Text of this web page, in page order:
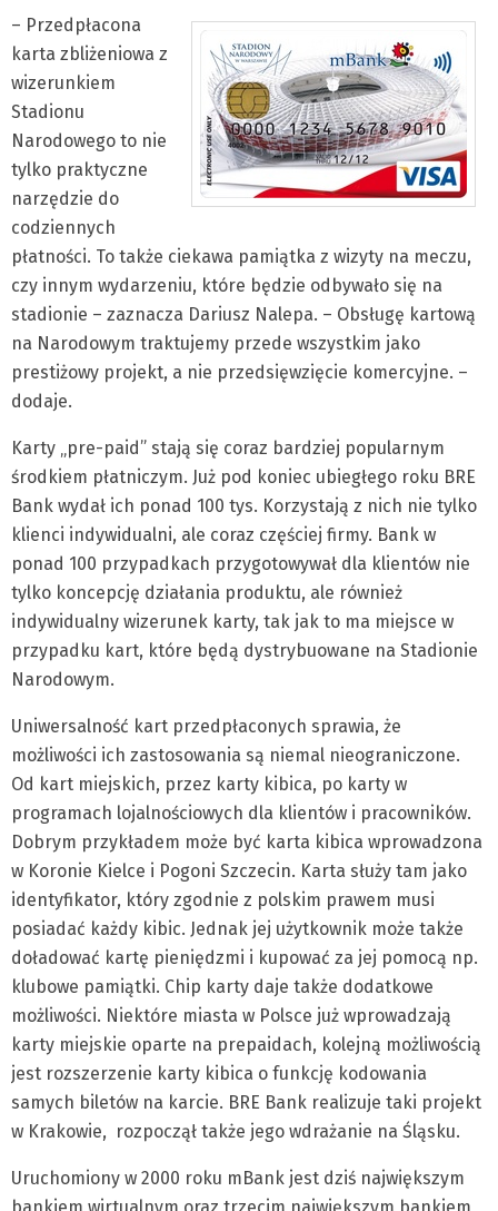
– Przedpłacona
karta zbliżeniowa z
wizerunkiem
Stadionu
Narodowego to nie
tylko praktyczne
narzędzie do
codziennych
płatności. To także ciekawa pamiątka z wizyty na meczu,
czy innym wydarzeniu, które będzie odbywało się na
stadionie – zaznacza Dariusz Nalepa. – Obsługę kartową
na Narodowym traktujemy przede wszystkim jako
prestiżowy projekt, a nie przedsięwzięcie komercyjne. –
dodaje.
Karty „pre-paid” stają się coraz bardziej popularnym
środkiem płatniczym. Już pod koniec ubiegłego roku BRE
Bank wydał ich ponad 100 tys. Korzystają z nich nie tylko
klienci indywidualni, ale coraz częściej firmy. Bank w
ponad 100 przypadkach przygotowywał dla klientów nie
tylko koncepcję działania produktu, ale również
indywidualny wizerunek karty, tak jak to ma miejsce w
przypadku kart, które będą dystrybuowane na Stadionie
Narodowym.
Uniwersalność kart przedpłaconych sprawia, że
możliwości ich zastosowania są niemal nieograniczone.
Od kart miejskich, przez karty kibica, po karty w
programach lojalnościowych dla klientów i pracowników.
Dobrym przykładem może być karta kibica wprowadzona
w Koronie Kielce i Pogoni Szczecin. Karta służy tam jako
identyfikator, który zgodnie z polskim prawem musi
posiadać każdy kibic. Jednak jej użytkownik może także
doładować kartę pieniędzmi i kupować za jej pomocą np.
klubowe pamiątki. Chip karty daje także dodatkowe
możliwości. Niektóre miasta w Polsce już wprowadzają
karty miejskie oparte na prepaidach, kolejną możliwością
jest rozszerzenie karty kibica o funkcję kodowania
samych biletów na karcie. BRE Bank realizuje taki projekt
w Krakowie, rozpoczął także jego wdrażanie na Śląsku.
Uruchomiony w 2000 roku mBank jest dziś największym